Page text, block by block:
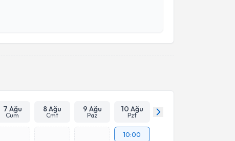
7 Ağu
Cum
8 Ağu
Cmt
9 Ağu
Paz
10 Ağu
Pzt
10:00